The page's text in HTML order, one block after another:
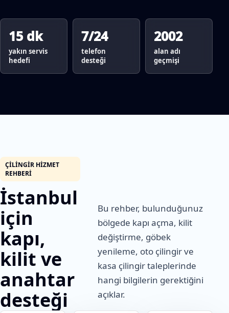
15 dk
yakın servis
hedefi
7/24
telefon
desteği
2002
alan adı
geçmişi
ÇILINGIR HIZMET
REHBERI
İstanbul
için
kapı,
kilit ve
anahtar
desteği
Bu rehber, bulunduğunuz
bölgede kapı açma, kilit
değiştirme, göbek
yenileme, oto çilingir ve
kasa çilingir taleplerinde
hangi bilgilerin gerektiğini
açıklar.